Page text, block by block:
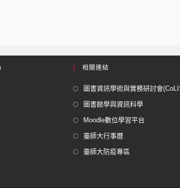
相關連結
圖書資訊學術與實務研討會
圖書館學與資訊科學
Moodle數位學習平台
臺師大行事曆
臺師大防疫專區